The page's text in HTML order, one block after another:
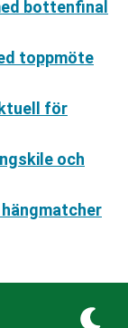
bottenfinal
toppmöte
för
och